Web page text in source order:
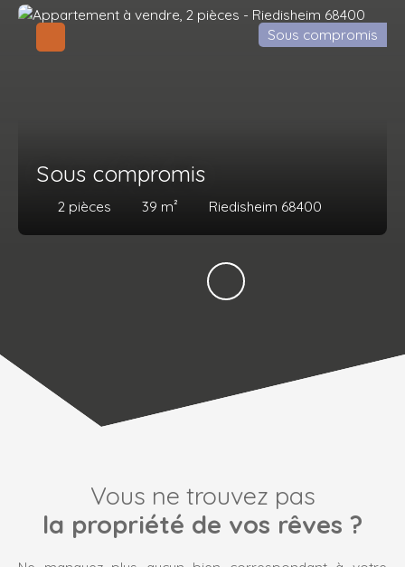
Sous compromis
2 pièces 39 m² Riedisheim 68400
Sous compromis
Vous ne trouvez pas
la propriété de vos rêves ?